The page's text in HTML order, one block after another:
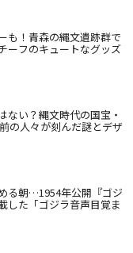
も！青森の縄文遺跡群で
ーフのキュートなグッズ
ない？縄文時代の国宝・
の人々が刻んだ謎とデザ
る朝…1954年公開『ゴジ
した「ゴジラ音声目覚ま